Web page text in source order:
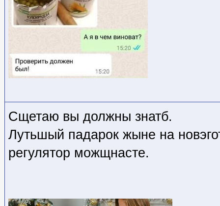
Сщетаю вы должны знатб.
Лутьшый падарок жыне на
регулятор можщнасте.